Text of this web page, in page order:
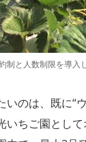
制と人数制限を導
いのは、既に“
いちご園とし